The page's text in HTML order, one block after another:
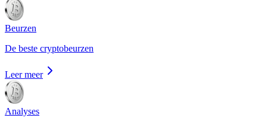
Beurzen
De beste cryptobeurzen
Leer meer
Analyses